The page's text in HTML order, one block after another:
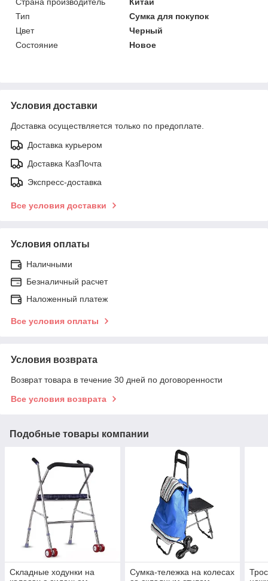
Тип
Сумка для покупок
Цвет
Черный
Состояние
Новое
Условия доставки
Доставка осуществляется только по предоплате.
Доставка курьером
Доставка КазПочта
Экспресс-доставка
Все условия доставки
Условия оплаты
Наличными
Безналичный расчет
Наложенный платеж
Все условия оплаты
Условия возврата
Возврат товара в течение 30 дней по договоренности
Все условия возврата
Подобные товары компании
Складные ходунки на
Сумка-тележка на колесах